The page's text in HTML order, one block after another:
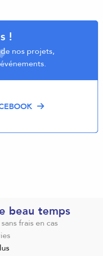
!
nos projets,
beau temps
frais en cas